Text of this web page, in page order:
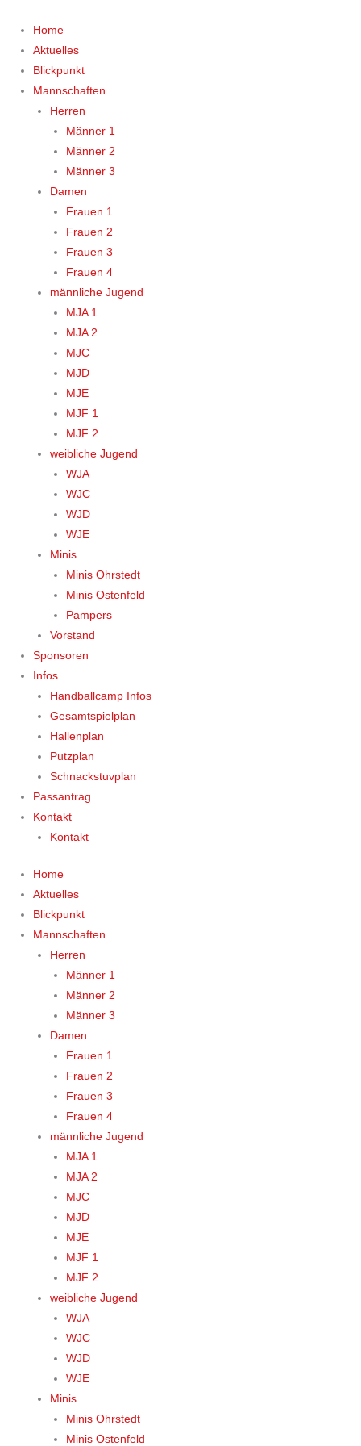
Inhalt
springen
Home
Aktuelles
Blickpunkt
Mannschaften
Herren
Männer 1
Männer 2
Männer 3
Damen
Frauen 1
Frauen 2
Frauen 3
Frauen 4
männliche Jugend
MJA 1
MJA 2
MJC
MJD
MJE
MJF 1
MJF 2
weibliche Jugend
WJA
WJC
WJD
WJE
Minis
Minis Ohrstedt
Minis Ostenfeld
Pampers
Vorstand
Sponsoren
Infos
Handballcamp Infos
Gesamtspielplan
Hallenplan
Putzplan
Schnackstuvplan
Passantrag
Kontakt
Kontakt
Home
Aktuelles
Blickpunkt
Mannschaften
Herren
Männer 1
Männer 2
Männer 3
Damen
Frauen 1
Frauen 2
Frauen 3
Frauen 4
männliche Jugend
MJA 1
MJA 2
MJC
MJD
MJE
MJF 1
MJF 2
weibliche Jugend
WJA
WJC
WJD
WJE
Minis
Minis Ohrstedt
Minis Ostenfeld